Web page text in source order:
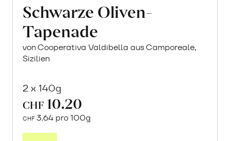
Schwarze Oliven-
Tapenade
von Cooperativa Valdibella aus Camporeale,
Sizilien
2 x 140g
CHF 10.20
CHF 3.64 pro 100g